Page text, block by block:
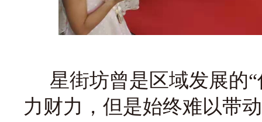
星街坊曾是区域发展的“
力财力，但是始终难以带